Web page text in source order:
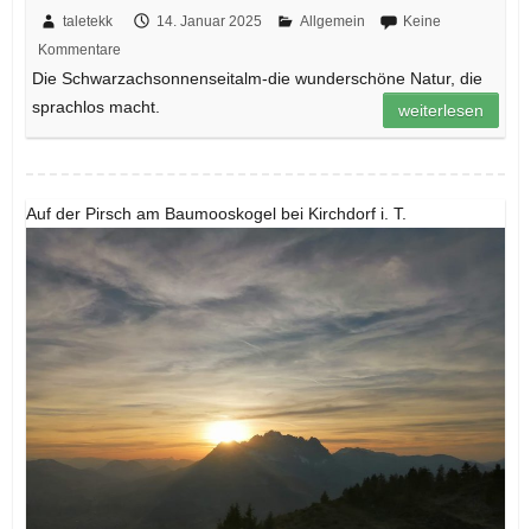
taletekk 14. Januar 2025 Allgemein
Keine
Kommentare
Die Schwarzachsonnenseitalm-die wunderschöne Natur, die
sprachlos macht.
weiterlesen
Auf der Pirsch am Baumooskogel bei Kirchdorf i. T.